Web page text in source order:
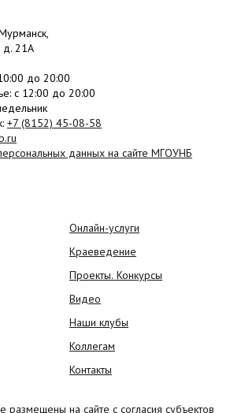
д. 21А
до 20:00
: c 12:00 до 20:00
+7 (8152) 45-08-58
данных на сайте МГОУНБ
Онлайн-услуги
Краеведение
Проекты. Конкурсы
Видео
Наши клубы
Коллегам
Контакты
на сайте с согласия субъектов